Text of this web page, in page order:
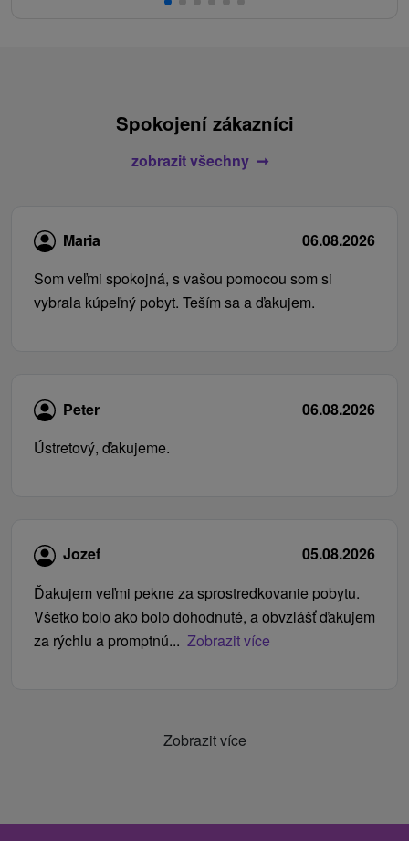
Spokojení zákazníci
zobrazit všechny
Maria
06.08.2026
Som veľmi spokojná, s vašou pomocou som si
vybrala kúpeľný pobyt. Teším sa a ďakujem.
Peter
06.08.2026
Ústretový, ďakujeme.
Jozef
05.08.2026
Ďakujem veľmi pekne za sprostredkovanie pobytu.
Všetko bolo ako bolo dohodnuté, a obvzlášť ďakujem
za rýchlu a promptnú... Zobrazit více
Zobrazit více